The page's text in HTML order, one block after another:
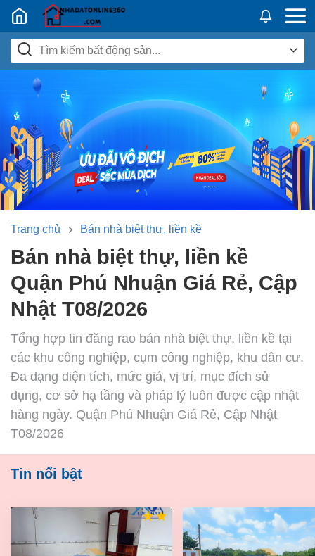
Nhadatban24h.vn
Trang chủ Bán nhà biệt thự, liền kề
Bán nhà biệt thự, liền kề
Quận Phú Nhuận Giá Rẻ, Cập
Nhật T08/2026
Tổng hợp tin đăng rao bán nhà biệt thự, liền kề tại
các khu công nghiệp, cụm công nghiệp, khu dân cư.
Đa dạng diện tích, mức giá, vị trí, mục đích sử
dụng, cơ sở hạ tầng và pháp lý luôn được cập nhật
hàng ngày. Quận Phú Nhuận Giá Rẻ, Cập Nhật
T08/2026
Tin nổi bật